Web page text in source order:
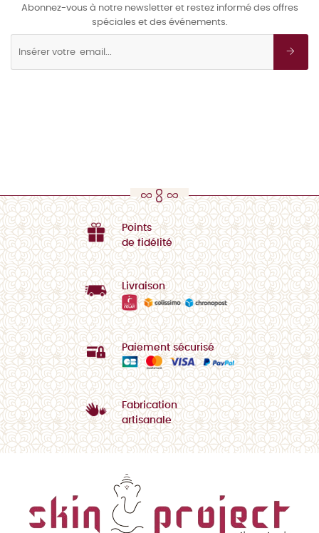
Abonnez-vous à notre newsletter et restez informé des offres
spéciales et des événements.
Points
de fidélité
Livraison
Paiement sécurisé
Fabrication
artisanale